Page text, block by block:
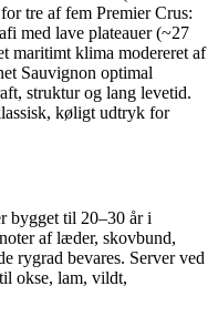
tre af fem Premier Crus:
med lave plateauer (~27
maritimt klima modereret af
Sauvignon optimal
struktur og lang levetid.
køligt udtryk for
bygget til 20–30 år i
af læder, skovbund,
rygrad bevares. Server ved
okse, lam, vildt,